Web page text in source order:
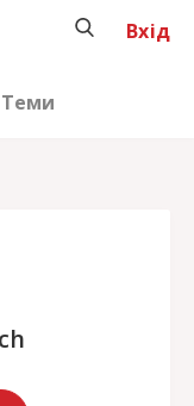
Теми
Вхід